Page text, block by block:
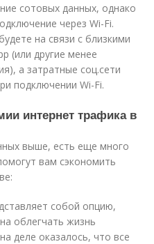
сотовых данных, однако
через Wi-Fi.
на связи с близкими
(или другие менее
а затратные соц.сети
подключении Wi-Fi.
интернет трафика в
выше, есть еще много
вам сэкономить
собой опцию,
облегчать жизнь
деле оказалось, что все